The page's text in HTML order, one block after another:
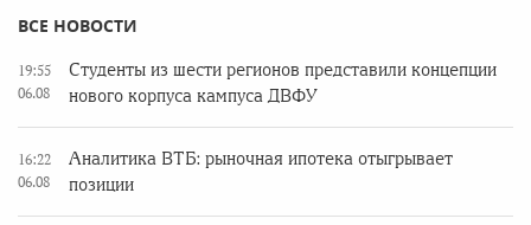
ВСЕ НОВОСТИ
19:55
06.08
Студенты из шести регионов представили концепции
нового корпуса кампуса ДВФУ
16:22
06.08
Аналитика ВТБ: рыночная ипотека отыгрывает
позиции